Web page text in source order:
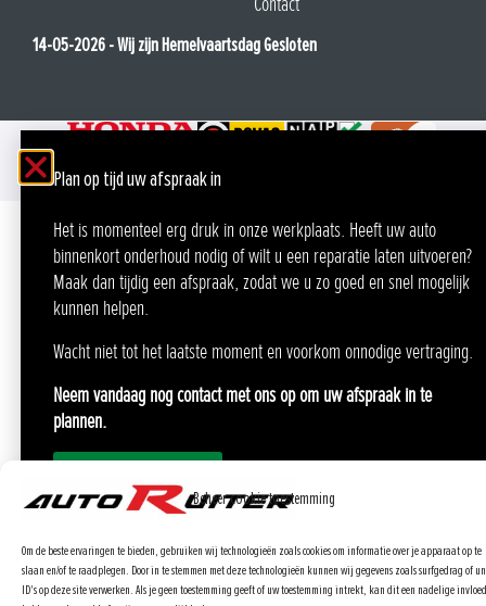
Accepteren
Cookiebeleid
€ 75,00
Geschikt voor:Honda Jazz-2015/2020